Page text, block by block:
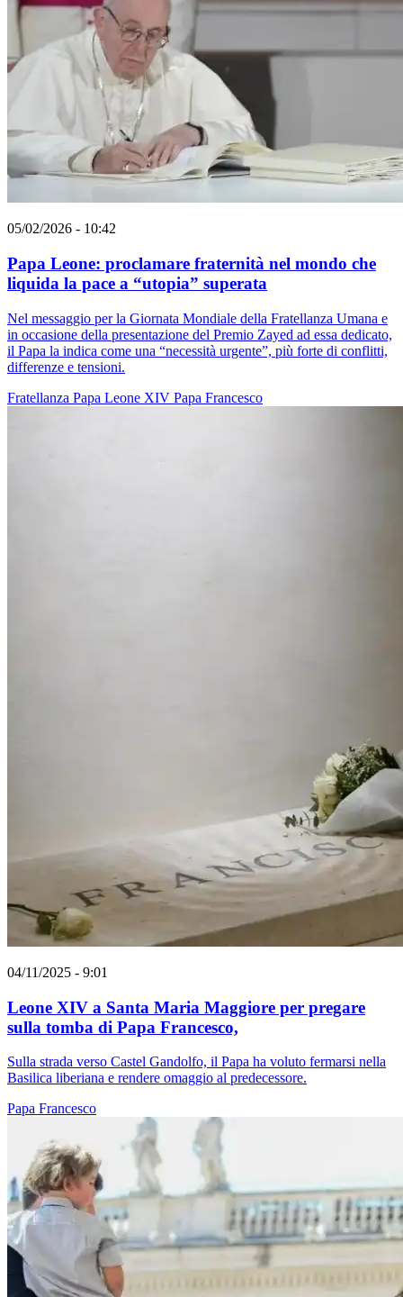
05/02/2026 - 10:42
Papa Leone: proclamare fraternità nel mondo che
liquida la pace a “utopia” superata
Nel messaggio per la Giornata Mondiale della Fratellanza Umana e
in occasione della presentazione del Premio Zayed ad essa dedicato,
il Papa la indica come una “necessità urgente”, più forte di conflitti,
differenze e tensioni.
Fratellanza Papa Leone XIV Papa Francesco
04/11/2025 - 9:01
Leone XIV a Santa Maria Maggiore per pregare
sulla tomba di Papa Francesco,
Sulla strada verso Castel Gandolfo, il Papa ha voluto fermarsi nella
Basilica liberiana e rendere omaggio al predecessore.
Papa Francesco